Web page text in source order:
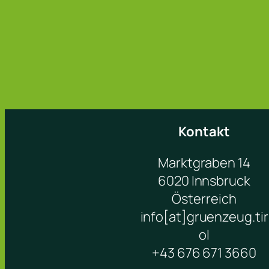
Kontakt
Marktgraben 14
6020 Innsbruck
Österreich
info[at]gruenzeug.tir
ol
+43 676 671 3660